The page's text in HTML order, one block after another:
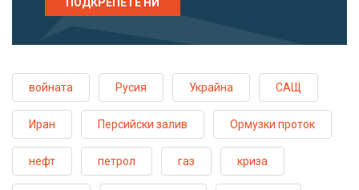
войната Русия Украйна САЩ
Иран Персийски залив Ормузки проток
нефт петрол газ криза